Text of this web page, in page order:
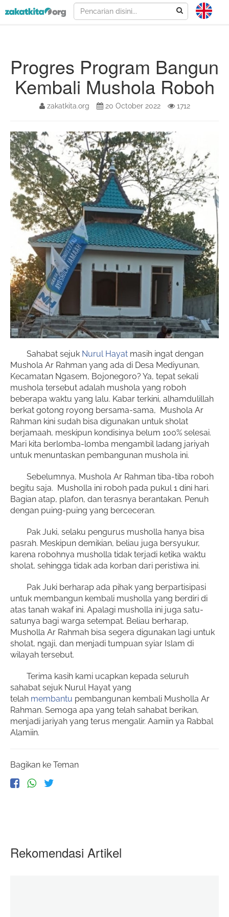
Progres Program Bangun
Kembali Mushola Roboh
zakatkita.org 20 October 2022 1712
Sahabat sejuk Nurul Hayat masih ingat dengan
Mushola Ar Rahman yang ada di Desa Mediyunan,
Kecamatan Ngasem, Bojonegoro? Ya, tepat sekali
mushola tersebut adalah mushola yang roboh
beberapa waktu yang lalu. Kabar terkini, alhamdulillah
berkat gotong royong bersama-sama, Mushola Ar
Rahman kini sudah bisa digunakan untuk sholat
berjamaah, meskipun kondisinya belum 100% selesai.
Mari kita berlomba-lomba mengambil ladang jariyah
untuk menuntaskan pembangunan mushola ini.
Sebelumnya, Mushola Ar Rahman tiba-tiba roboh
begitu saja. Musholla ini roboh pada pukul 1 dini hari.
Bagian atap, plafon, dan terasnya berantakan. Penuh
dengan puing-puing yang berceceran.
Pak Juki, selaku pengurus musholla hanya bisa
pasrah. Meskipun demikian, beliau juga bersyukur,
karena robohnya musholla tidak terjadi ketika waktu
sholat, sehingga tidak ada korban dari peristiwa ini.
Pak Juki berharap ada pihak yang berpartisipasi
untuk membangun kembali musholla yang berdiri di
atas tanah wakaf ini. Apalagi musholla ini juga satu-
satunya bagi warga setempat. Beliau berharap,
Musholla Ar Rahmah bisa segera digunakan lagi untuk
sholat, ngaji, dan menjadi tumpuan syiar Islam di
wilayah tersebut.
Terima kasih kami ucapkan kepada seluruh
sahabat sejuk Nurul Hayat yang
telah membantu pembangunan kembali Musholla Ar
Rahman. Semoga apa yang telah sahabat berikan,
menjadi jariyah yang terus mengalir. Aamiin ya Rabbal
Alamiin.
Bagikan ke Teman
Rekomendasi Artikel